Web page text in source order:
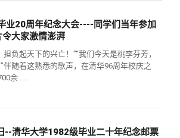
捐赠纪事
捐赠方法
义工计划
《水木清华》
我要订阅
新媒体平台
清华人物
清华故事
青春风采
校友服务
终身学习
信息化服务
校友总会
总会简介
关闭
业20周年纪念大会----同学们当年参加
令大家激情澎湃
负起天下的兴亡！”“我们今天是桃李芬芳，
伴随着这熟悉的歌声，在清华96周年校庆之
余......
--清华大学1982级毕业二十年纪念邮票